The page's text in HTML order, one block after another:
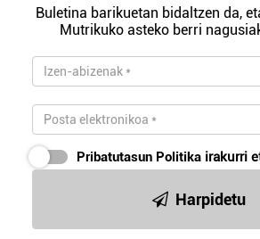
irakurri
Buletina barikuetan bidaltzen da,
Mutrikuko asteko berri
Pribatutasun Politika irakurri
Harpidetu